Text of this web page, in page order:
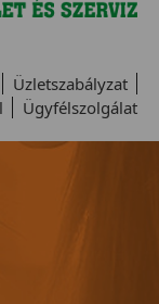
Üzletszabályzat
Ügyfélszolgálat